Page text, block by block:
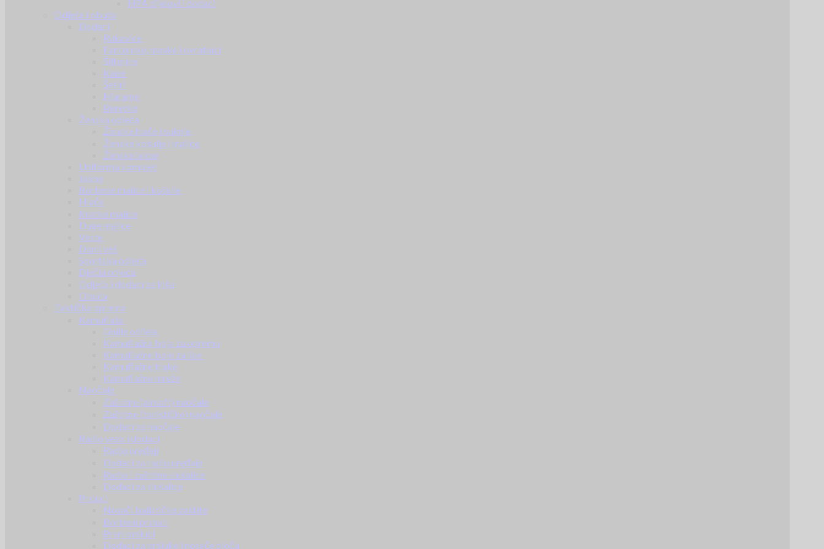
HPA dijelovi i dodaci
Odjeća i obuća
Dodaci
Rukavice
Fantomke, maske i ovratnici
Šilterice
Kape
Šeširi
Marame
Beretke
Ženska odjeća
Ženske hlače i suknje
Ženske košulje i majice
Ženske jakne
Uniforma komplet
Jakne
Borbene majice i košulje
Hlače
Kratke majice
Duge majice
Veste
Donji veš
Sportska odjeća
Dječja odjeća
Odjeća i dodaci za kišu
Obuća
Taktička oprema
Kamuflaža
Ghille odijela
Kamuflažna boja za opremu
Kamuflažne boje za lice
Kamuflažne trake
Kamuflažne mreže
Naočale
Zaštitne (airsoft) naočale
Zaštitne (balističke) naočale
Dodaci za naočale
Radio veza i dodaci
Radio uređaji
Dodaci za radio uređaje
Radio i zaštitne slušalice
Dodaci za slušalice
Prsluci
Nosači balističke zaštite
Borbeni prsluci
Prsni prsluci
Dodaci za prsluke i nosače ploča